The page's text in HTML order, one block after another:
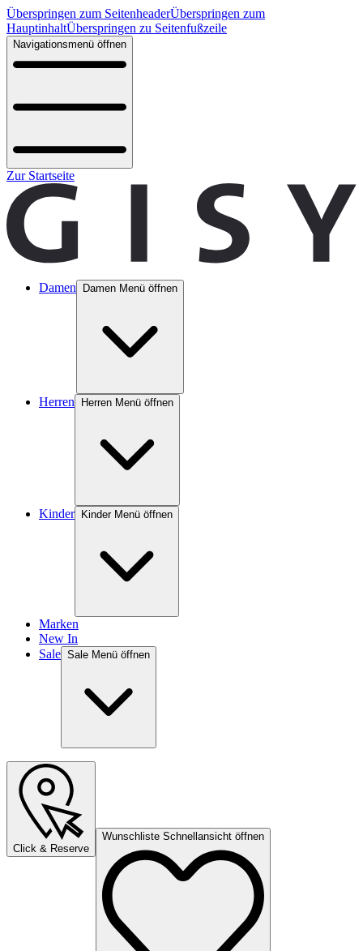
Überspringen zum SeitenheaderÜberspringen zum
HauptinhaltÜberspringen zu Seitenfußzeile
Navigationsmenü öffnen
Zur Startseite
Damen Damen Menü öffnen
Herren Herren Menü öffnen
Kinder Kinder Menü öffnen
Marken
New In
Sale Sale Menü öffnen
Click & Reserve
Wunschliste Schnellansicht öffnen